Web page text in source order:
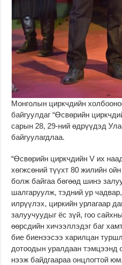
Монголын циркчдийн
байгуулдаг “Өсвөрийн
сарын 28, 29-ний өдрүүдэд
байгуулагдлаа.
“Өсвөрийн циркчдийн V их
хөгжсөний түүхт 80 жилийн
болж байгаа бөгөөд шинэ
шалгаруулж, тэдний ур
илрүүлэх, циркийн урлагаар
залуучуудыг ёс зүй, гоо
өөрсдийн хичээллэдэг баг
бие биенээсээ харилцан
дотоодын уралдаан тэмцээнд
нээж байдгаараа онцлогтой юм.